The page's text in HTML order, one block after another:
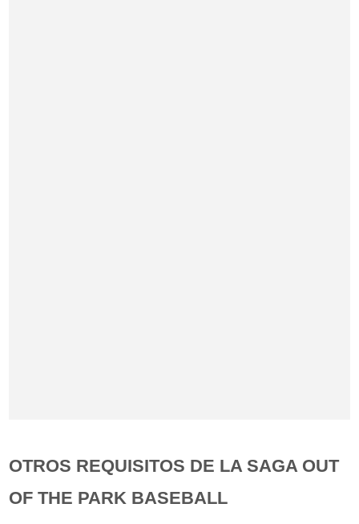
OTROS REQUISITOS DE LA SAGA OUT
OF THE PARK BASEBALL